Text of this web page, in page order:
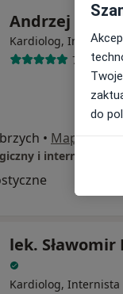
Andrzej
Kardiolog, Internista
7 opinii
• Mapa
i internistyczny
lek.
Kardiolog, Internista
do